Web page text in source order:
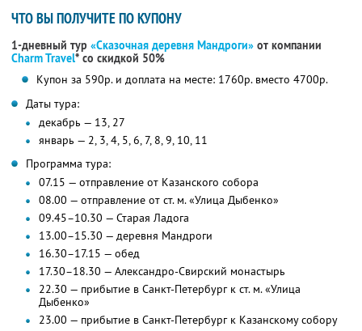
ЧТО ВЫ ПОЛУЧИТЕ ПО КУПОНУ
1-дневный тур «Сказочная деревня Мандроги» от компании
Charm Travel* со скидкой 50%
Купон за 590р. и доплата на месте: 1760р. вместо 4700р.
Даты тура:
декабрь — 13, 27
январь — 2, 3, 4, 5, 6, 7, 8, 9, 10, 11
Программа тура:
07.15 — отправление от Казанского собора
08.00 — отправление от ст. м. «Улица Дыбенко»
09.45–10.30 — Старая Ладога
13.00–15.30 — деревня Мандроги
16.30–17.15 — обед
17.30–18.30 — Александро-Свирский монастырь
22.30 — прибытие в Санкт-Петербург к ст. м. «Улица
Дыбенко»
23.00 — прибытие в Санкт-Петербург к Казанскому собору